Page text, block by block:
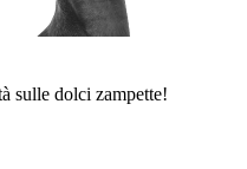
sulle dolci zampette!